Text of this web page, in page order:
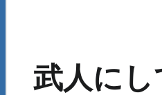
武人に